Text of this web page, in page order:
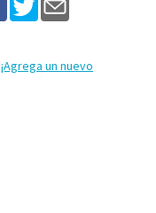
¡Agrega un nuevo